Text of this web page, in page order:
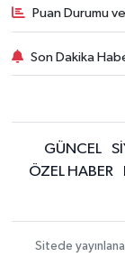
Puan Durumu
Son Dakika
GÜNCEL
ÖZEL HABER
Sitede